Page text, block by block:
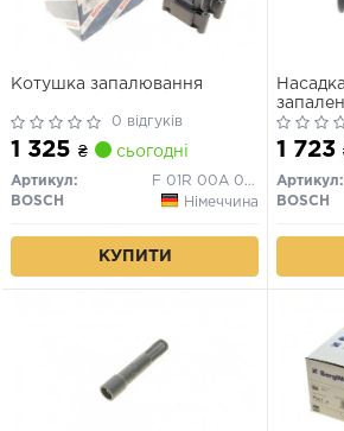
Котушка запалювання
0 відгуків
1 325 ₴ сьогодні
Артикул:
F 01R 00A 025
BOSCH
Німеччина
КУПИТИ
1 723
Артикул:
BOSCH